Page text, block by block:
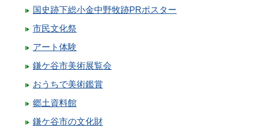
国史跡下総小金中野牧跡PRポスター
市民文化祭
アート体験
鎌ケ谷市美術展覧会
おうちで美術鑑賞
郷土資料館
鎌ケ谷市の文化財